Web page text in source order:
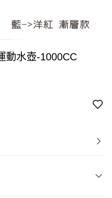
動水壺-1000CC